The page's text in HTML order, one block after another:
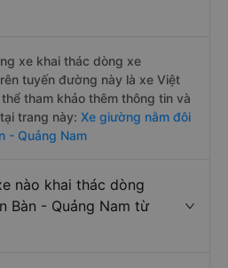
xe khai thác dòng xe
tuyến đường này là xe Việt
tham khảo thêm thông tin và
trang này: Xe giường nằm đôi
- Quảng Nam
nào khai thác dòng
Bàn - Quảng Nam từ